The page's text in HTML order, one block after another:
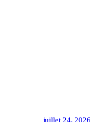
juillet 24, 2026